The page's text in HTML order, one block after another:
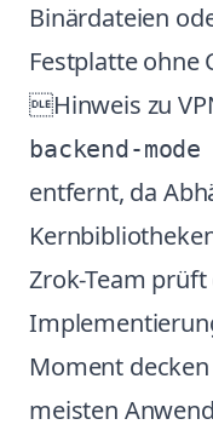
Binärdateien
Festplatte ohne
Hinweis zu
backend-
entfernt, da
Zrok-Team prüft
Moment decken
meisten